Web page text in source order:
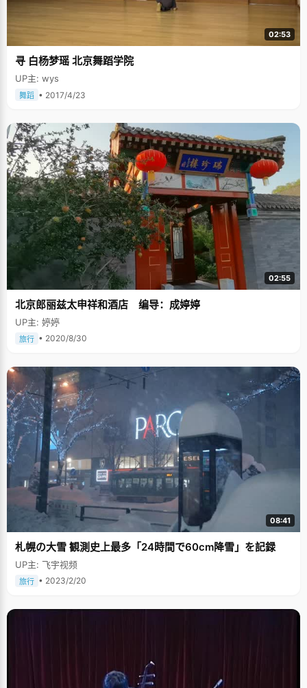
02:53
寻 白杨梦瑶 北京舞蹈学院
UP主: wys
舞蹈 • 2017/4/23
02:55
北京郎丽兹太申祥和酒店 编导：成婷婷
UP主: 婷婷
旅行 • 2020/8/30
08:41
札幌の大雪 観測史上最多「24時間で60cm降雪」を記録
UP主: 飞宇视频
旅行 • 2023/2/20